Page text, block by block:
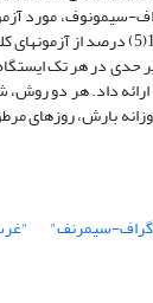
سیمونوف، مورد
روش ترکیبی استفاده شد. روش ریزگردانی تک
حدی در هر تک
ارائه داد. هر دو
جمله روزهای دارای بارش بیش از 25 میلی
سیمرنف"